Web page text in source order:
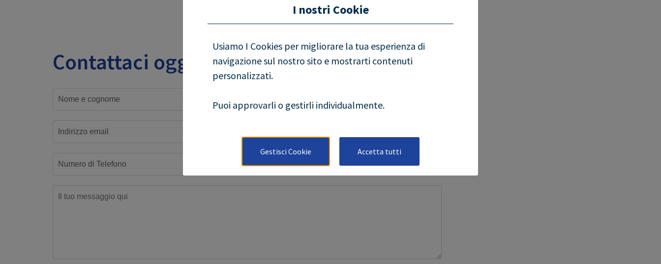
Contattaci oggi
I nostri Cookie
Usiamo I Cookies per migliorare la tua esperienza di
navigazione sul nostro sito e mostrarti contenuti
personalizzati.
Puoi approvarli o gestirli individualmente.
Gestisci Cookie Accetta tutti